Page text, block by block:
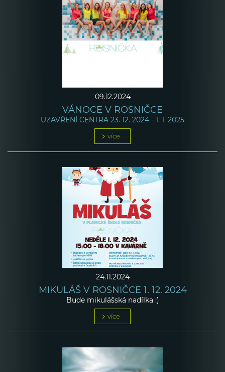
09.12.2024
VÁNOCE V ROSNIČCE
UZAVŘENÍ CENTRA 23. 12. 2024 - 1. 1. 2025
více
24.11.2024
MIKULÁŠ V ROSNIČCE 1. 12. 2024
Bude mikulášská nadílka :)
více